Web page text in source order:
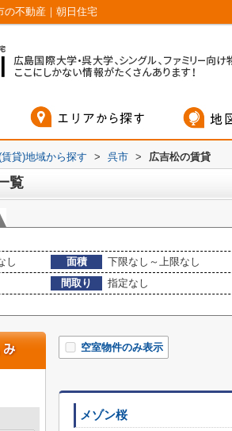
の不動産｜朝日住宅
賃貸)地域から探す > 呉市 > 広吉松の賃貸
覧
し 面積 下限なし～上限なし
間取り
指定なし
空室物件のみ表示
メゾン桜